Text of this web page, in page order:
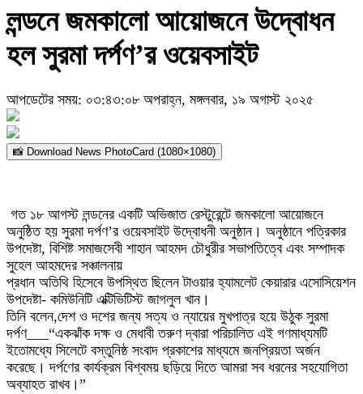
লন্ডনে জমকালো আয়োজনে উদ্বোধন
হল সুরমা দর্পণ’র ওয়েবসাইট
আপডেটের সময়: ০৩:৪৩:০৮ অপরাহ্ন, মঙ্গলবার, ১৯ অগাস্ট ২০২৫
📸 Download News PhotoCard (1080×1080)
গত ১৮ আগস্ট লন্ডনের একটি অভিজাত রেস্টুরেন্টে জমকালো আয়োজনে
অনুষ্ঠিত হয় সুরমা দর্পণ’র ওয়েবসাইট উদ্বোধনী অনুষ্ঠান। অনুষ্ঠানে পত্রিকার
উপদেষ্টা, বিশিষ্ট সমাজসেবী শাহান আহমদ চৌধুরীর সভাপতিত্বে এবং সম্পাদক
সুহেল আহমদের সঞ্চালনায়
প্রধান অতিথি হিসেবে উপস্থিত ছিলেন টাওয়ার হ্যামলেট কেয়ারার এসোসিয়েশন
উপদেষ্টা- কমিউনিটি এক্টিভিটিস্ট জাগলুল খান।
তিনি বলেন,দেশ ও দশের জন্য সত্য ও ন্যায়ের মুখপাত্র হয়ে উঠুক সুরমা
দর্পণ___“একঝাঁক দক্ষ ও মেধাবী তরুণ দ্বারা পরিচালিত এই গণমাধ্যমটি
ইতোমধ্যে সিলেটে বস্তুনিষ্ঠ সংবাদ প্রকাশের মাধ্যমে জনপ্রিয়তা অর্জন
করেছে। দর্পণের কার্যক্রম বিশ্বময় ছড়িয়ে দিতে আমরা সব ধরনের সহযোগিতা
অব্যাহত রাখব।”